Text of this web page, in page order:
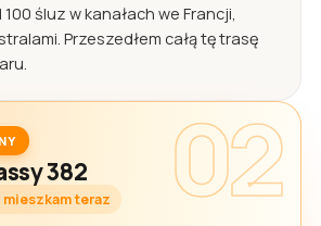
śluz w kanałach we Francji,
Przeszedłem całą tę trasę
02
382
teraz